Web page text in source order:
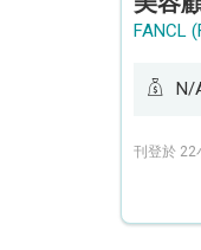
N/
刊登於 22